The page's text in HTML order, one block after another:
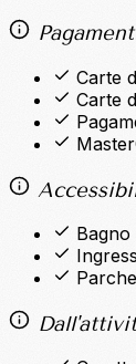
Carte
Carte
Bagno